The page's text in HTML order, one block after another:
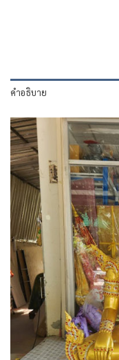
คำอธิบาย